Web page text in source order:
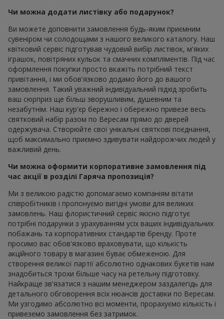
Чи можна додати листівку або подарунок?
Ви можете доповнити замовлення будь-яким приємним
сувеніром чи солодощами з нашого великого каталогу. Наш
квітковий сервіс підготував чудовий вибір листівок, м'яких
іграшок, повітряних кульок та смачних компліментів. Під час
оформлення покупки просто вкажіть потрібний текст
привітання, і ми обов'язково додамо його до вашого
замовлення. Такий уважний індивідуальний підхід зробить
ваш сюрприз ще більш зворушливим, душевним та
незабутнім. Наш кур'єр бережно і обережно привезе весь
святковий набір разом по Вересам прямо до дверей
одержувача. Створюйте свої унікальні святкові поєднання,
щоб максимально приємно здивувати найдорожчих людей у
важливий день.
Чи можна оформити корпоративне замовлення під
час акції в розділі Гаряча пропозиція?
Ми з великою радістю допомагаємо компаніям вітати
співробітників і пропонуємо вигідні умови для великих
замовлень. Наш флористичний сервіс якісно підготує
потрібні подарунки з урахуванням усіх ваших індивідуальних
побажань та корпоративних стандартів бренду. Проте
просимо вас обов'язково враховувати, що кількість
акційного товару в магазині буває обмеженою. Для
створення великої партії абсолютно однакових букетів нам
знадобиться трохи більше часу на ретельну підготовку.
Найкраще зв'язатися з нашим менеджером заздалегідь для
детального обговорення всіх нюансів доставки по Вересам.
Ми узгодимо абсолютно всі моменти, прорахуємо кількість і
привеземо замовлення без затримок.